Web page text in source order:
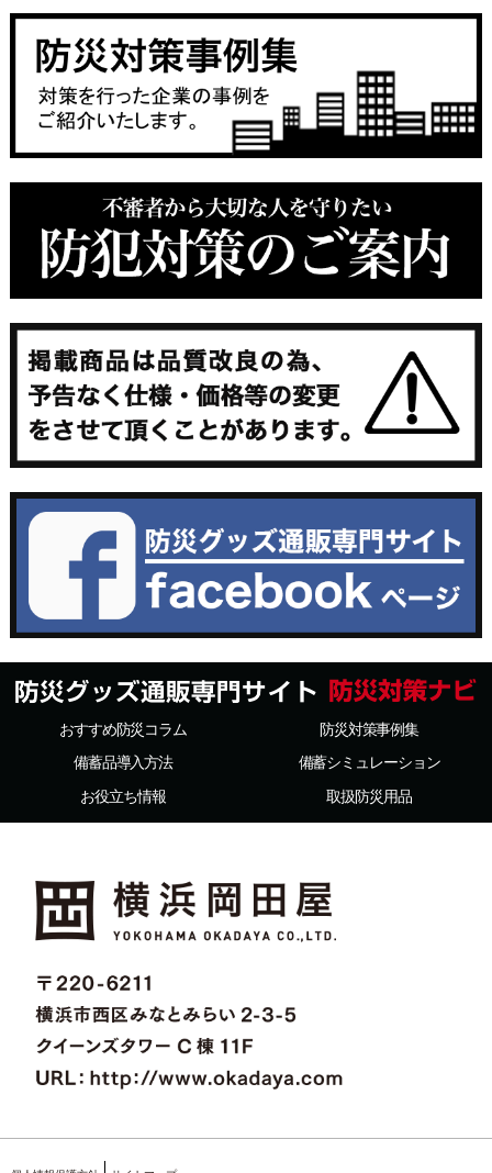
おすすめ防災コラム
防災対策事例集
備蓄品導入方法
備蓄シミュレーション
お役立ち情報
取扱防災用品